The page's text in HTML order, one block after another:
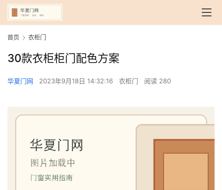
首页 衣柜门
30款衣柜柜门配色方案
华夏门网 2023年9月18日 14:32:16 衣柜门 阅读 280